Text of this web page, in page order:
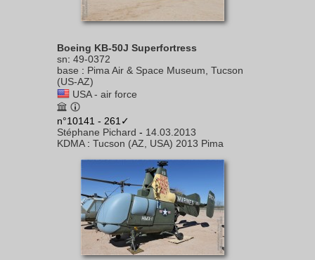
Boeing KB-50J Superfortress
sn: 49-0372
base : Pima Air & Space Museum, Tucson
(US-AZ)
USA - air force
n°10141 - 261✓
Stéphane Pichard - 14.03.2013
KDMA: Tucson (AZ, USA) 2013 Pima